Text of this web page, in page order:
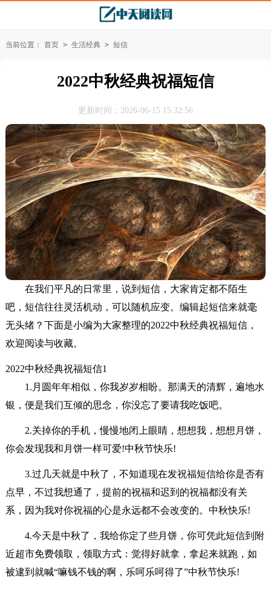
当前位置： 首页 > 生活经典 > 短信
2022中秋经典祝福短信
更新时间：2026-06-15 15:32:56
在我们平凡的日常里，说到短信，大家肯定都不陌生
吧，短信往往灵活机动，可以随机应变。编辑起短信来就毫
无头绪？下面是小编为大家整理的2022中秋经典祝福短信，
欢迎阅读与收藏。
2022中秋经典祝福短信1
1.月圆年年相似，你我岁岁相盼。那满天的清辉，遍地水
银，便是我们互倾的思念，你没忘了要请我吃饭吧。
2.关掉你的手机，慢慢地闭上眼睛，想想我，想想月饼，
你会发现我和月饼一样可爱!中秋节快乐!
3.过几天就是中秋了，不知道现在发祝福短信给你是否有
点早，不过我想通了，提前的祝福和迟到的祝福都没有关
系，因为我对你祝福的心是永远都不会改变的。中秋快乐!
4.今天是中秋了，我给你定了些月饼，你可凭此短信到附
近超市免费领取，领取方式：觉得好就拿，拿起来就跑，如
被逮到就喊“嘛钱不钱的啊，乐呵乐呵得了”中秋节快乐!